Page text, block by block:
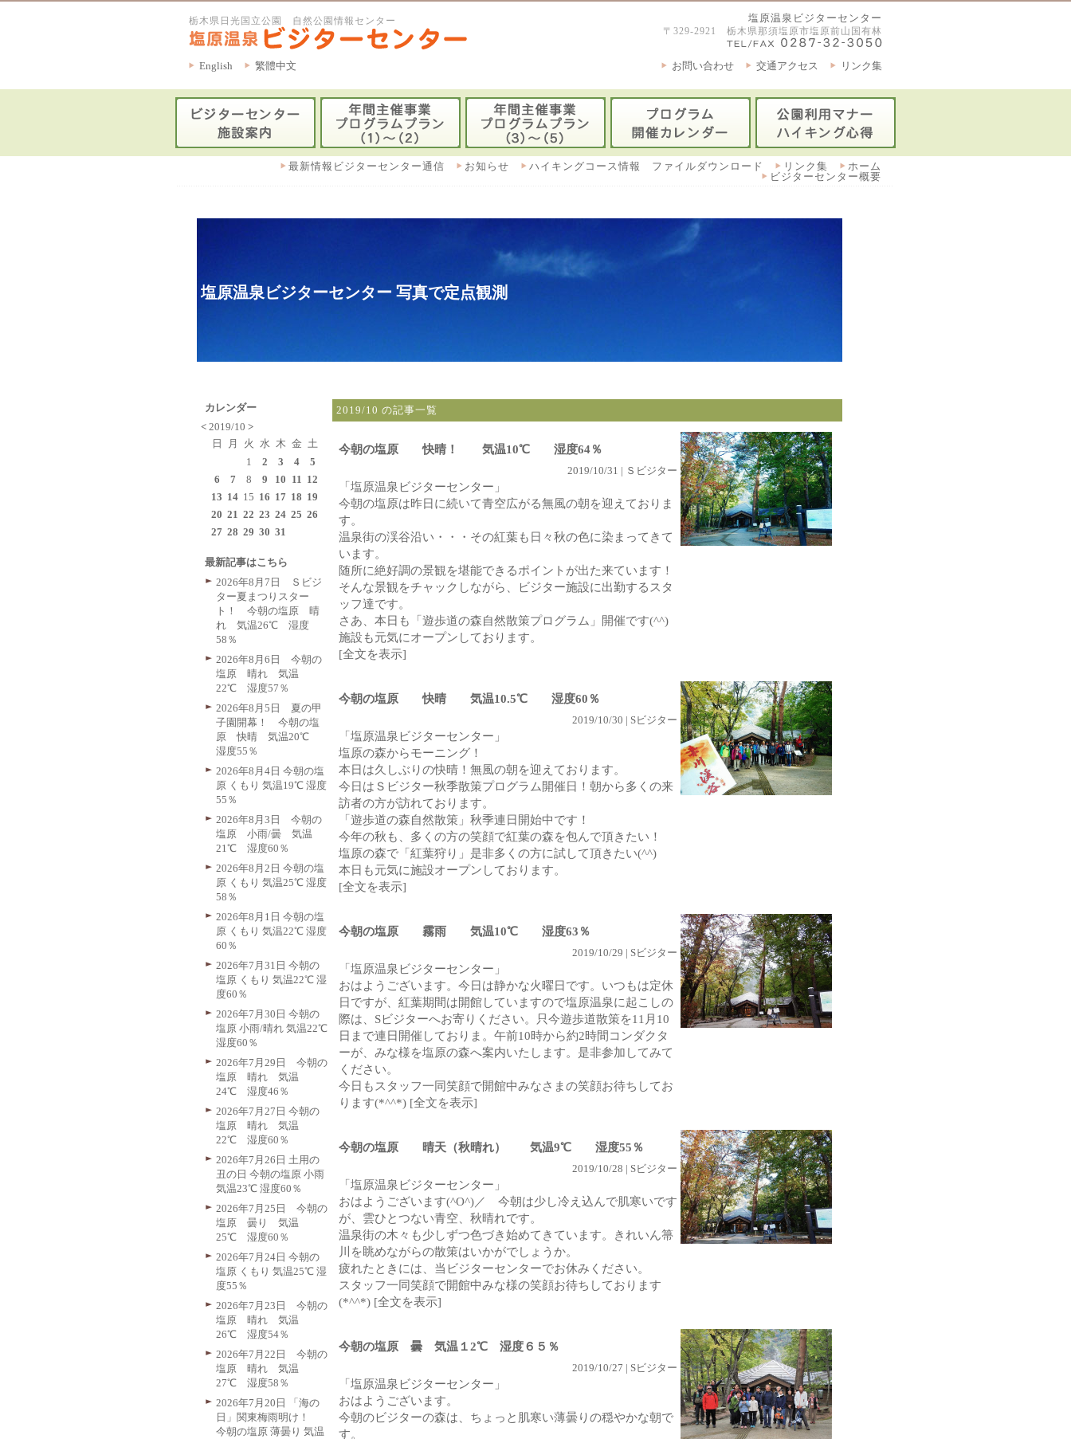
栃木県日光国立公園 自然公園情報センター 塩原温泉ビジターセンター
〒329-2921 栃木県那須塩原市塩原前山国有林
English 繁體中文 リンク集
交通アクセス
お問い合わせ
ホーム
リンク集
ハイキングコース情報 ファイルダウンロード
お知らせ
最新情報ビジターセンター通信
ビジターセンター概要
塩原温泉ビジターセンター 写真で定点観測
2019/10 の記事一覧
今朝の塩原 快晴！ 気温10℃ 湿度64％
2019/10/31 | Ｓビジター
「塩原温泉ビジターセンター」
今朝の塩原は昨日に続いて青空広がる無風の朝を迎えておりま
す。
温泉街の渓谷沿い・・・その紅葉も日々秋の色に染まってきて
います。
随所に絶好調の景観を堪能できるポイントが出た来ています！
そんな景観をチャックしながら、ビジター施設に出勤するスタ
ッフ達です。
さあ、本日も「遊歩道の森自然散策プログラム」開催です(^^)
施設も元気にオープンしております。
[全文を表示]
今朝の塩原 快晴 気温10.5℃ 湿度60％
2019/10/30 | Sビジター
「塩原温泉ビジターセンター」
塩原の森からモーニング！
本日は久しぶりの快晴！無風の朝を迎えております。
今日はＳビジター秋季散策プログラム開催日！朝から多くの来
訪者の方が訪れております。
「遊歩道の森自然散策」秋季連日開始中です！
今年の秋も、多くの方の笑顔で紅葉の森を包んで頂きたい！
塩原の森で「紅葉狩り」是非多くの方に試して頂きたい(^^)
本日も元気に施設オープンしております。
[全文を表示]
今朝の塩原 霧雨 気温10℃ 湿度63％
2019/10/29 | Sビジター
「塩原温泉ビジターセンター」
おはようございます。今日は静かな火曜日です。いつもは定休
日ですが、紅葉期間は開館していますので塩原温泉に起こしの
際は、Sビジターへお寄りください。只今遊歩道散策を11月10
日まで連日開催しておりま。午前10時から約2時間コンダクタ
ーが、みな様を塩原の森へ案内いたします。是非参加してみて
ください。
今日もスタッフ一同笑顔で開館中みなさまの笑顔お待ちしてお
ります(*^^*) [全文を表示]
今朝の塩原 晴天（秋晴れ） 気温9℃ 湿度55％
2019/10/28 | Sビジター
「塩原温泉ビジターセンター」
おはようございます(^O^)／ 今朝は少し冷え込んで肌寒いです
が、雲ひとつない青空、秋晴れです。
温泉街の木々も少しずつ色づき始めてきています。きれいん箒
川を眺めながらの散策はいかがでしょうか。
疲れたときには、当ビジターセンターでお休みください。
スタッフ一同笑顔で開館中みな様の笑顔お待ちしております
(*^^*) [全文を表示]
今朝の塩原 曇 気温１2℃ 湿度６５％
2019/10/27 | Sビジター
「塩原温泉ビジターセンター」
おはようございます。
今朝のビジターの森は、ちょっと肌寒い薄曇りの穏やかな朝で
す。
カレンダー
< 2019/10 >
日
月 火 水 木 金 土
1
2 3 4
5
6
7 8 9 10 11 12
13 14 15 16 17 18 19
20 21 22 23 24 25 26
27 28 29 30 31
最新記事はこちら
2026年8月7日 Ｓビジ
ター夏まつりスター
ト！ 今朝の塩原 晴
れ 気温26℃ 湿度
58％
2026年8月6日 今朝の
塩原 晴れ 気温
22℃ 湿度57％
2026年8月5日 夏の甲
子園開幕！ 今朝の塩
原 快晴 気温20℃
湿度55％
2026年8月4日 今朝の塩
原 くもり 気温19℃ 湿度
55％
2026年8月3日 今朝の
塩原 小雨/曇 気温
21℃ 湿度60％
2026年8月2日 今朝の塩
原 くもり 気温25℃ 湿度
58％
2026年8月1日 今朝の塩
原 くもり 気温22℃ 湿度
60％
2026年7月31日 今朝の
塩原 くもり 気温22℃ 湿
度60％
2026年7月30日 今朝の
塩原 小雨/晴れ 気温22℃
湿度60％
2026年7月29日 今朝の
塩原 晴れ 気温
24℃ 湿度46％
2026年7月27日 今朝の
塩原 晴れ 気温
22℃ 湿度60％
2026年7月26日 土用の
丑の日 今朝の塩原 小雨
気温23℃ 湿度60％
2026年7月25日 今朝の
塩原 曇り 気温
25℃ 湿度60％
2026年7月24日 今朝の
塩原 くもり 気温25℃ 湿
度55％
2026年7月23日 今朝の
塩原 晴れ 気温
26℃ 湿度54％
2026年7月22日 今朝の
塩原 晴れ 気温
27℃ 湿度58％
2026年7月20日 「海の
日」関東梅雨明け！
今朝の塩原 薄曇り 気温